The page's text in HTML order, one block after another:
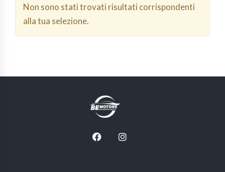
Non sono stati trovati risultati corrispondenti
alla tua selezione.